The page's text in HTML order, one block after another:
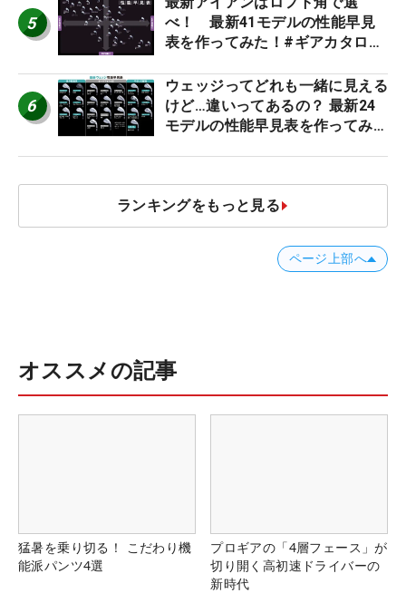
5
べ！ 最新41モデルの性能早見
表を作ってみた！#ギアカタログ
6
ウェッジってどれも一緒に見える
けど…違いってあるの？ 最新24
モデルの性能早見表を作ってみ
ランキングをもっと見る
ページ上部へ
オススメの記事
猛暑を乗り切る！ こだわり機
能派パンツ4選
プロギアの「4層フェース」が
切り開く高初速ドライバーの
新時代